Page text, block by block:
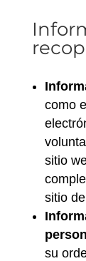
como
sitio
sitio
su